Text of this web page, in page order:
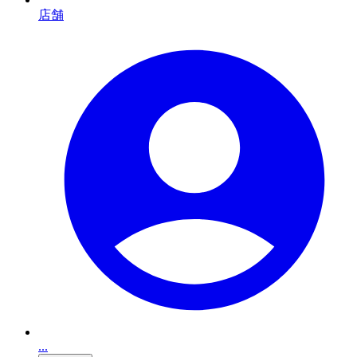
店舗
...